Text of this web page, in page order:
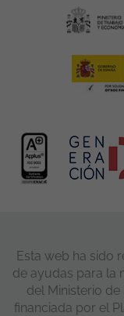
Esta web ha sido
de ayudas para la
del Ministerio
financiada por el